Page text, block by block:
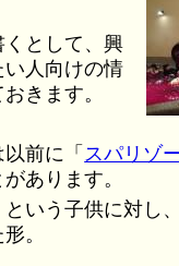
として、興
人向けの情
きます。
前に「 スパリゾ
あります。
という子供に対し
。